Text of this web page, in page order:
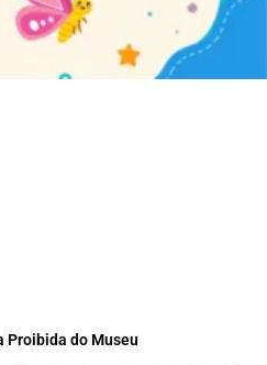
Proibida do Museu